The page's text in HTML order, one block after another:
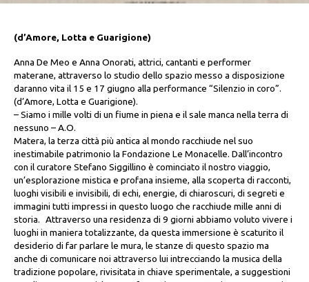
(d’Amore, Lotta e Guarigione)
Anna De Meo e Anna Onorati, attrici, cantanti e performer
materane, attraverso lo studio dello spazio messo a disposizione
daranno vita il 15 e 17 giugno alla performance “Silenzio in coro”.
(d’Amore, Lotta e Guarigione).
– Siamo i mille volti di un fiume in piena e il sale manca nella terra di
nessuno – A.O.
Matera, la terza città più antica al mondo racchiude nel suo
inestimabile patrimonio la Fondazione Le Monacelle. Dall’incontro
con il curatore Stefano Siggillino è cominciato il nostro viaggio,
un’esplorazione mistica e profana insieme, alla scoperta di racconti,
luoghi visibili e invisibili, di echi, energie, di chiaroscuri, di segreti e
immagini tutti impressi in questo luogo che racchiude mille anni di
storia. Attraverso una residenza di 9 giorni abbiamo voluto vivere i
luoghi in maniera totalizzante, da questa immersione è scaturito il
desiderio di far parlare le mura, le stanze di questo spazio ma
anche di comunicare noi attraverso lui intrecciando la musica della
tradizione popolare, rivisitata in chiave sperimentale, a suggestioni